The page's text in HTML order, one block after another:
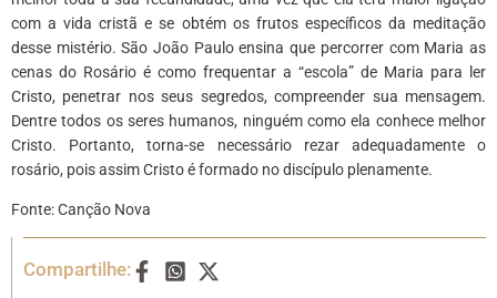
com a vida cristã e se obtém os frutos específicos da meditação
desse mistério. São João Paulo ensina que percorrer com Maria as
cenas do Rosário é como frequentar a “escola” de Maria para ler
Cristo, penetrar nos seus segredos, compreender sua mensagem.
Dentre todos os seres humanos, ninguém como ela conhece melhor
Cristo. Portanto, torna-se necessário rezar adequadamente o
rosário, pois assim Cristo é formado no discípulo plenamente.
Fonte: Canção Nova
Compartilhe: